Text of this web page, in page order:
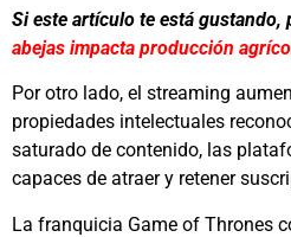
Si este artículo te está gustando,
abejas impacta producción
Por otro lado, el streaming
propiedades intelectuales
saturado de contenido, las
capaces de atraer y retener
La franquicia Game of Thrones